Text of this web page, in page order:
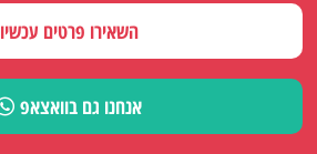
השאירו פרטים עכשיו
אנחנו גם בוואצאפ